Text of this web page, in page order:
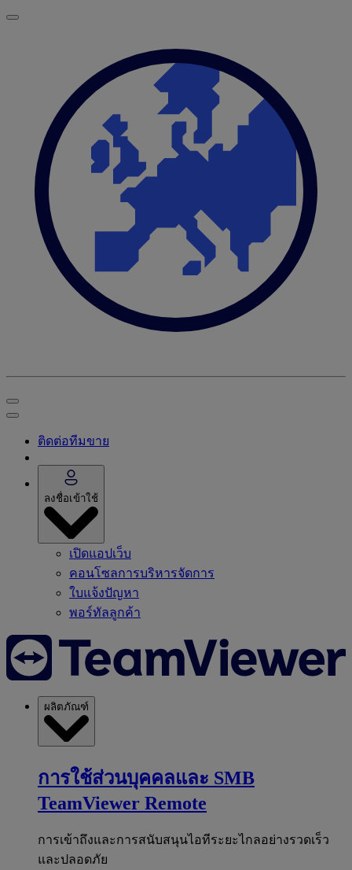
ติดต่อทีมขาย
ลงชื่อเข้าใช้
เปิดแอปเว็บ
คอนโซลการบริหารจัดการ
ใบแจ้งปัญหา
พอร์ทัลลูกค้า
ผลิตภัณฑ์
การใช้ส่วนบุคคลและ SMB
TeamViewer Remote
การเข้าถึงและการสนับสนุนไอทีระยะไกลอย่างรวดเร็ว
และปลอดภัย